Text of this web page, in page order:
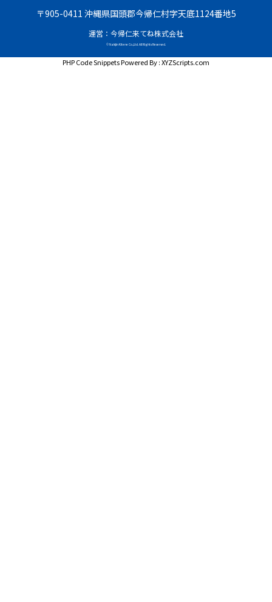
〒905-0411 沖縄県国頭郡今帰仁村字天底1124番地5
運営：今帰仁来てね株式会社
© Nakijin Kitene Co.,Ltd. All Rights Reserved.
PHP Code SnippetsPowered By :XYZScripts.com